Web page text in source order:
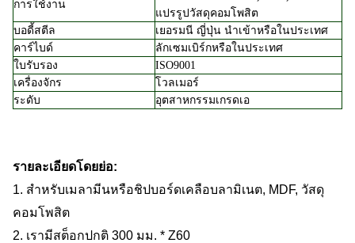
การใช้งาน
แปรรูปวัสดุคอมโพสิต
บอดี้สตีล
เยอรมนี ญี่ปุ่น นำเข้าหรือในประเทศ
คาร์ไบด์
ลักเซมเบิร์กหรือในประเทศ
ใบรับรอง
ISO9001
เครื่องจักร
โวลเมอร์
ระดับ
อุตสาหกรรมเกรดเอ
รายละเอียดโดยย่อ:
1. สำหรับเมลามีนหรือชิปบอร์ดเคลือบลามิเนต, MDF, วัสดุ
คอมโพสิต
2. เรามีสต็อกปกติ 300 มม. * Z60